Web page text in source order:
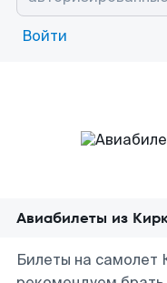
Войти
Авиабилеты из
Билеты на самолет